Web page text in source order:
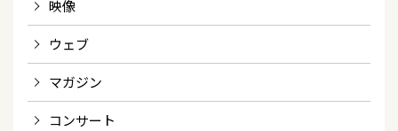
映像
ウェブ
マガジン
コンサート